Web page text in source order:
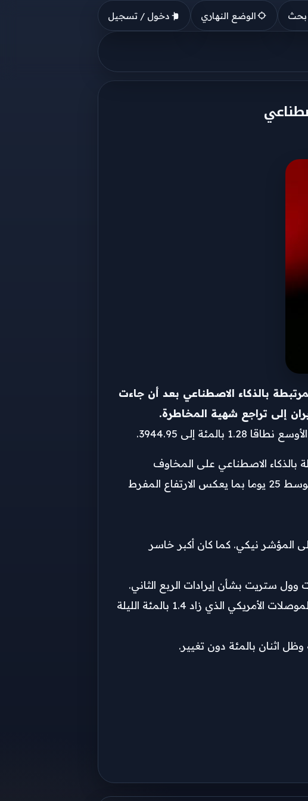
بحث الوضع النهاري دخول / تسجيل
بالذكاء الاصطناعي بعد أن جاءت
إلى تراجع ​شهية المخاطرة.
المرتبطة بالذكاء الاصطناعي على المخاوف
المرتبطة بصراع الشرق الأوسط. وخلال الجلسة السابقة تداول المؤشر على زيادة ​بأكثر من ثمانية بالمئة فوق متوسط 25 يوما ​بما يعكس الارتفاع المفرط
نيكي. كما كان أكبر خاسر
وعلى النقيض، ارتفع ​سهم طوكيو إلكترون المصنعة لمعدات صناعة الرقائق ​1.18 بالمئة ⁠مقتفيا أثر مؤشر أشباه الموصلات الأمريكي الذي زاد 1.4 بالمئة الليلة